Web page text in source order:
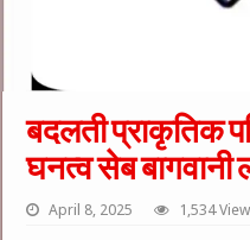
बदलती प्राकृतिक
घनत्व सेब बागवानी
April 8, 2025 1,534